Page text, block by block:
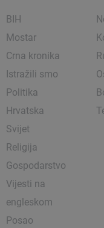
BIH
Mostar
Crna kronika
Istražili smo
Politika
Hrvatska
Svijet
Religija
Gospodarstvo
Vijesti na
engleskom
Posao